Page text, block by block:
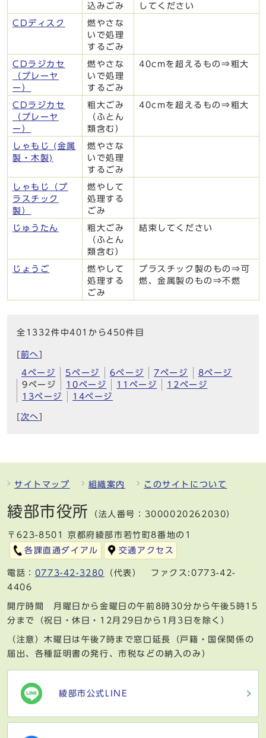
込みごみ
してください
CDディスク
燃やさな
いで処理
するごみ
CDラジカセ
（プレーヤ
ー）
燃やさな
いで処理
するごみ
40cmを超えるもの⇒粗大
CDラジカセ
（プレーヤ
ー）
粗大ごみ
（ふとん
類含む）
40cmを超えるもの⇒粗大
しゃもじ (金属
製・木製)
燃やさな
いで処理
するごみ
しゃもじ（プ
ラスチック
製）
燃やして
処理する
ごみ
じゅうたん
粗大ごみ
（ふとん
類含む）
結束してください
じょうご
燃やして
処理する
ごみ
プラスチック製のもの⇒可
燃、金属製のもの⇒不燃
全1332件中401から450件目
前へ
4ページ 5ページ 6ページ 7ページ
8ページ
9ページ
10ページ 11ページ
12ページ
13ページ
14ページ
次へ
サイトマップ 組織案内 このサイトについて
綾部市役所 （法人番号：3000020262030）
〒623-8501 京都府綾部市若竹町8番地の1
各課直通ダイアル
交通アクセス
電話： 0773-42-3280
（代表） ファクス:0773-42-
4406
開庁時間 月曜日から金曜日の午前8時30分から午後5時15
分まで（祝日・休日・12月29日から1月3日を除く）
（注意）木曜日は午後7時まで窓口延長（戸籍・国保関係の
届出、各種証明書の発行、市税などの納入のみ）
綾部市公式LINE